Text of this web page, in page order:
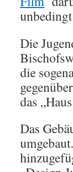
Die
die
das
Das